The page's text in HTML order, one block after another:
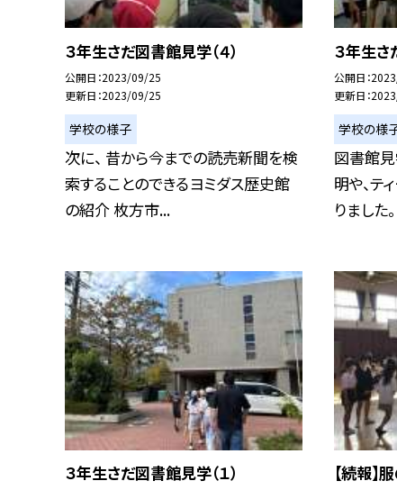
３年生さだ図書館見学（４）
公開日 2023/09/25
更新日 2023/09/25
学校の様子
次に、 昔から今までの読売新聞を検
索することのできるヨミダス歴史館
の紹介 枚方市...
３年生さ
公開日
更新日
学校の様
図書館
明や、テ
りました。
３年生さだ図書館見学（１） 【続報】